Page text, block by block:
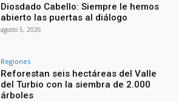
Diosdado Cabello: Siempre le hemos
abierto las puertas al diálogo
agosto 5, 2026
Regiones
Reforestan seis hectáreas del Valle
del Turbio con la siembra de 2.000
árboles